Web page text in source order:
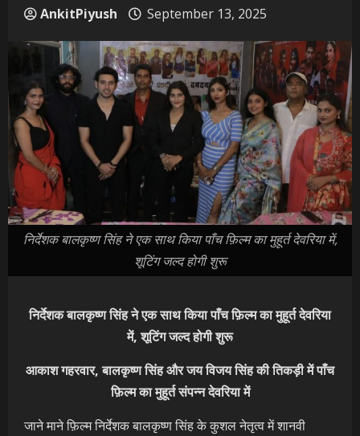
AnkitPiyush September 13, 2025
निर्देशक बालकृष्ण सिंह ने एक साथ किया पाँच फ़िल्म का मुहूर्त देवरिया में,
शूटिंग जल्द होगी शुरू
निर्देशक बालकृष्ण सिंह ने एक साथ किया पाँच फ़िल्म का मुहूर्त देवरिया
में, शूटिंग जल्द होगी शुरू
आकाश गहरवार, बालकृष्ण सिंह और जय विजय सिंह की तिकड़ी में पाँच
फ़िल्म का मुहूर्त संपन्न देवरिया में
जाने माने फ़िल्म निर्देशक बालकृष्ण सिंह के कुशल नेतृत्व में शानवी